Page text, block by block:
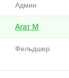
Админ
Агат М
Фельдшер